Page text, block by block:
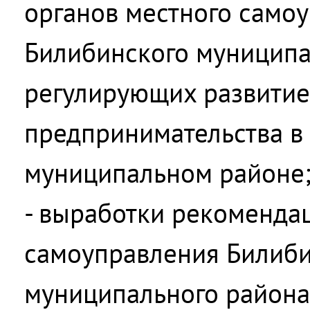
органов местного
Билибинского
регулирующих
предпринимательства
муниципальном
- выработки
самоуправления
муниципального